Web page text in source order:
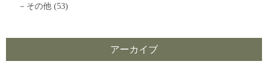
その他 (53)
アーカイブ